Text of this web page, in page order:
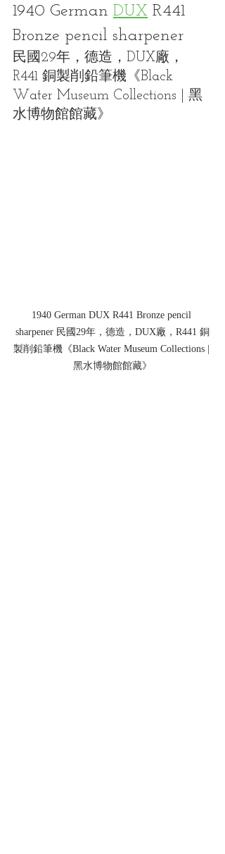
1940 German DUX R441
Bronze pencil sharpener
民國29年，德造，DUX廠，
R441 銅製削鉛筆機《Black
Water Museum Collections | 黑
水博物館館藏》
1940 German DUX R441 Bronze pencil
sharpener 民國29年，德造，DUX廠，R441 銅
製削鉛筆機《Black Water Museum Collections |
黑水博物館館藏》